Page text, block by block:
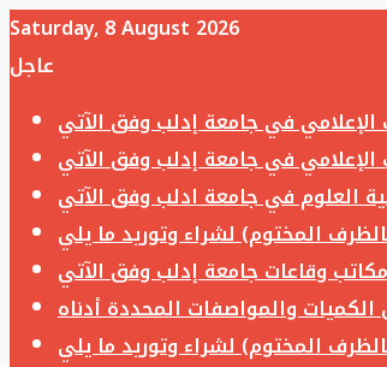
Saturday, 8 August 2026
عاجل